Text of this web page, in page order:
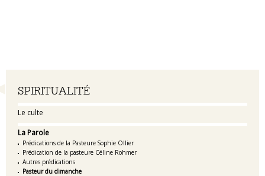
Navigation
SPIRITUALITÉ
Le culte
La Parole
Prédications de la Pasteure Sophie Ollier
Prédication de la pasteure Céline Rohmer
Autres prédications
Pasteur du dimanche